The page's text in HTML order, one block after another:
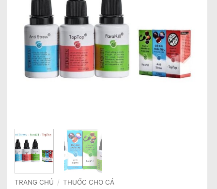
TRANG CHỦ / THUỐC CHO CÁ